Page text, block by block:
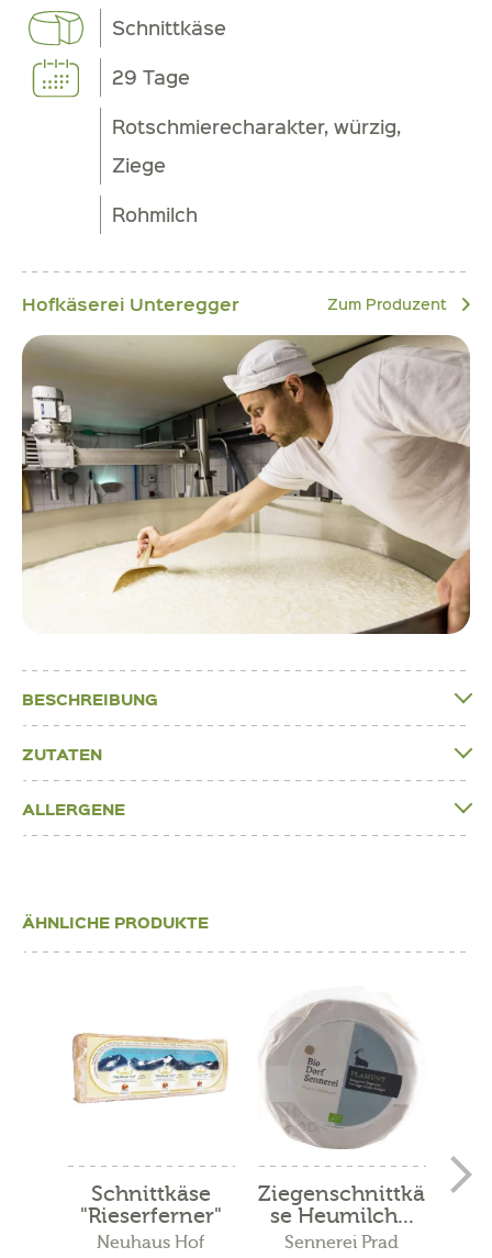
Schnittkäse
29 Tage
Rotschmierecharakter, würzig,
Ziege
Rohmilch
Hofkäserei Unteregger Zum Produzent
BESCHREIBUNG
ZUTATEN
ALLERGENE
ÄHNLICHE PRODUKTE
Schnittkäse
"Rieserferner"
Neuhaus Hof
Ziegenschnittkä
se Heumilch...
Sennerei Prad